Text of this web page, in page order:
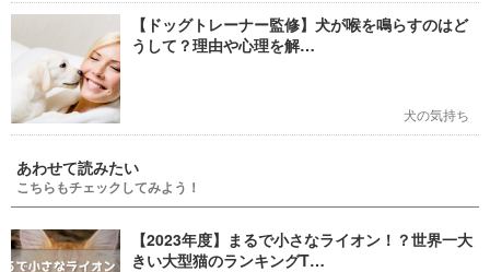
【ドッグトレーナー監修】犬が喉を鳴らすのはど
うして？理由や心理を解…
犬の気持ち
あわせて読みたい
こちらもチェックしてみよう！
【2023年度】まるで小さなライオン！？世界一大
きい大型猫のランキングT…